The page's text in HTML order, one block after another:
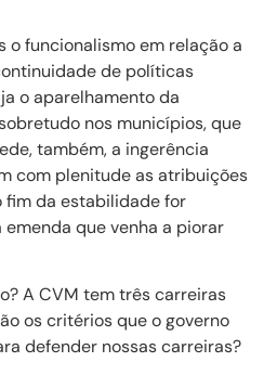
funcionalismo em relação a
de políticas
o aparelhamento da
nos municípios, que
também, a ingerência
com plenitude as atribuições
fim da estabilidade for
que venha a piorar
A CVM tem três carreiras
os critérios que o governo
defender nossas carreiras?